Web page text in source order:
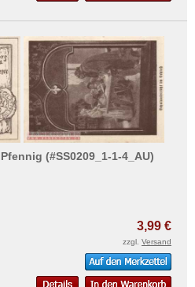
(#SS0209_1-1-4_AU)
3,99 €
zzgl. Versand